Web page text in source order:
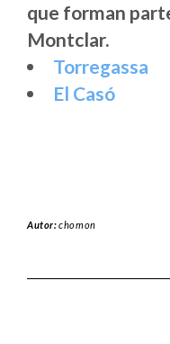
que forman
Montclar.
Torregassa
El Casó
Autor:chomon